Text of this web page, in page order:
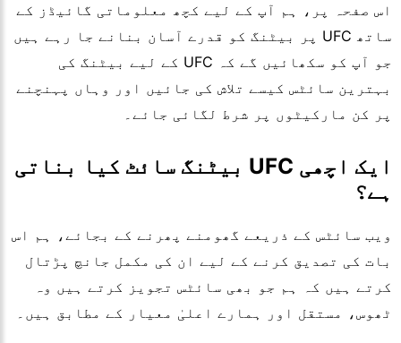
اس صفحہ پر، ہم آپ کے لیے کچھ معلوماتی گائیڈز کے
ساتھ UFC پر بیٹنگ کو قدرے آسان بنانے جا رہے ہیں
جو آپ کو سکھائیں گے کہ UFC کے لیے بیٹنگ کی
بہترین سائٹس کیسے تلاش کی جائیں اور وہاں پہنچنے
پر کن مارکیٹوں پر شرط لگائی جائے۔
ایک اچھی UFC بیٹنگ سائٹ کیا بناتی
ہے؟
ویب سائٹس کے ذریعے گھومنے پھرنے کے بجائے، ہم اس
بات کی تصدیق کرنے کے لیے ان کی مکمل جانچ پڑتال
کرتے ہیں کہ ہم جو بھی سائٹس تجویز کرتے ہیں وہ
ٹھوس، مستقل اور ہمارے اعلیٰ معیار کے مطابق ہیں۔